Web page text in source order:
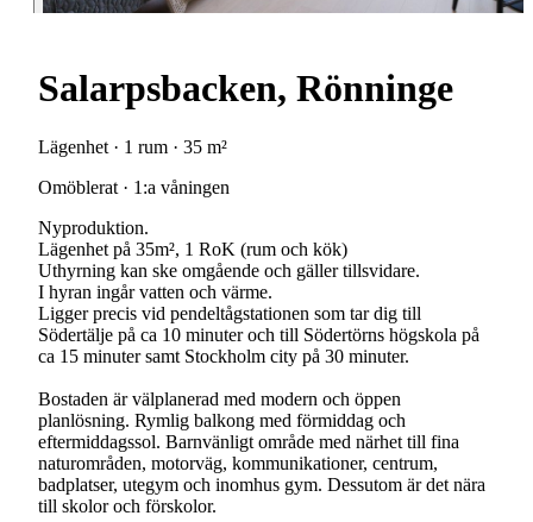
Salarpsbacken, Rönninge
Lägenhet · 1 rum · 35 m²
Omöblerat · 1:a våningen
Nyproduktion.
Lägenhet på 35m², 1 RoK (rum och kök)
Uthyrning kan ske omgående och gäller tillsvidare.
I hyran ingår vatten och värme.
Ligger precis vid pendeltågstationen som tar dig till
Södertälje på ca 10 minuter och till Södertörns högskola på
ca 15 minuter samt Stockholm city på 30 minuter.
Bostaden är välplanerad med modern och öppen
planlösning. Rymlig balkong med förmiddag och
eftermiddagssol. Barnvänligt område med närhet till fina
naturområden, motorväg, kommunikationer, centrum,
badplatser, utegym och inomhus gym. Dessutom är det nära
till skolor och förskolor.